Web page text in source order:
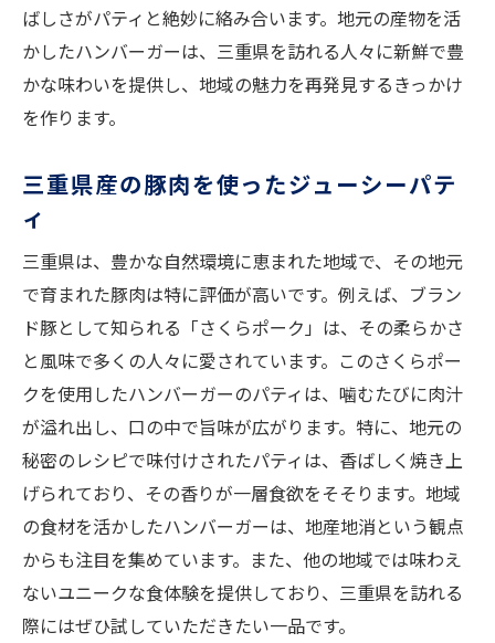
ばしさがパティと絶妙に絡み合います。地元の産物を活
かしたハンバーガーは、三重県を訪れる人々に新鮮で豊
かな味わいを提供し、地域の魅力を再発見するきっかけ
を作ります。
三重県産の豚肉を使ったジューシーパテ
ィ
三重県は、豊かな自然環境に恵まれた地域で、その地元
で育まれた豚肉は特に評価が高いです。例えば、ブラン
ド豚として知られる「さくらポーク」は、その柔らかさ
と風味で多くの人々に愛されています。このさくらポー
クを使用したハンバーガーのパティは、噛むたびに肉汁
が溢れ出し、口の中で旨味が広がります。特に、地元の
秘密のレシピで味付けされたパティは、香ばしく焼き上
げられており、その香りが一層食欲をそそります。地域
の食材を活かしたハンバーガーは、地産地消という観点
からも注目を集めています。また、他の地域では味わえ
ないユニークな食体験を提供しており、三重県を訪れる
際にはぜひ試していただきたい一品です。